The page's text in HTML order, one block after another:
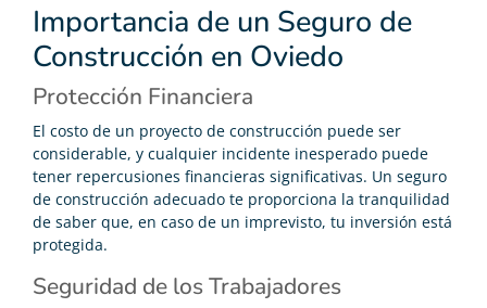
Importancia de un Seguro de
Construcción en Oviedo
Protección Financiera
El costo de un proyecto de construcción puede ser
considerable, y cualquier incidente inesperado puede
tener repercusiones financieras significativas. Un seguro
de construcción adecuado te proporciona la tranquilidad
de saber que, en caso de un imprevisto, tu inversión está
protegida.
Seguridad de los Trabajadores